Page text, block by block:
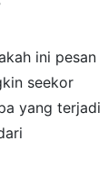
ini pesan
seekor
yang terjadi